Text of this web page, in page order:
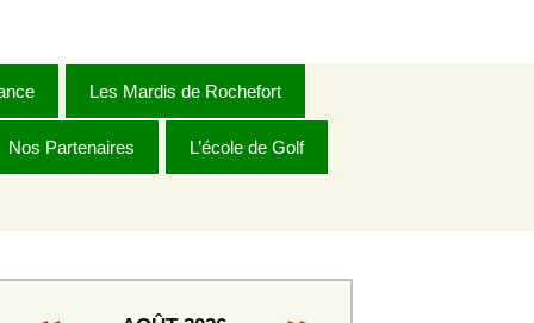
Les Mardis de Rochefort
Règlement 2026
Messieurs 1ère série
Nos Partenaires L’école de Golf